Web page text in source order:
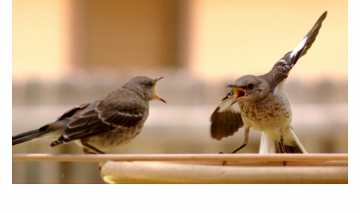
Preencha com seus dados abaixo e
já vamos te colocar em contato
com a: